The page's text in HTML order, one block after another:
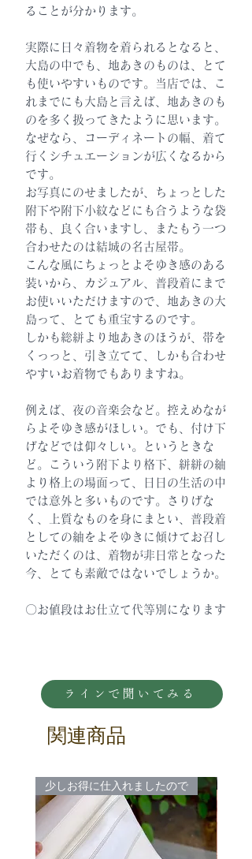
ることが分かります。
実際に日々着物を着られるとなると、
大島の中でも、地あきのものは、とて
も使いやすいものです。当店では、こ
れまでにも大島と言えば、地あきのも
のを多く扱ってきたように思います。
なぜなら、コーディネートの幅、着て
行くシチュエーションが広くなるから
です。
お写真にのせましたが、ちょっとした
附下や附下小紋などにも合うような袋
帯も、良く合いますし、またもう一つ
合わせたのは結城の名古屋帯。
こんな風にちょっとよそゆき感のある
装いから、カジュアル、普段着にまで
お使いいただけますので、地あきの大
島って、とても重宝するのです。
しかも総絣より地あきのほうが、帯を
くっっと、引き立てて、しかも合わせ
やすいお着物でもありますね。
例えば、夜の音楽会など。控えめなが
らよそゆき感がほしい。でも、付け下
げなどでは仰々しい。というときな
ど。こういう附下より格下、絣絣の紬
より格上の場面って、日日の生活の中
では意外と多いものです。さりげな
く、上質なものを身にまとい、普段着
としての紬をよそゆきに傾けてお召し
いただくのは、着物が非日常となった
今、とても素敵ではないでしょうか。
〇お値段はお仕立て代等別になります
ラインで聞いてみる
関連商品
少しお得に仕入れましたので